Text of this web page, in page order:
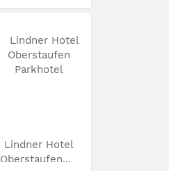
Lindner Hotel
Oberstaufen...